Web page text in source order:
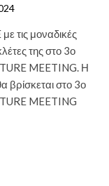
τις μοναδικές
της στο 3ο
MEETING. Η
βρίσκεται στο 3ο
MEETING